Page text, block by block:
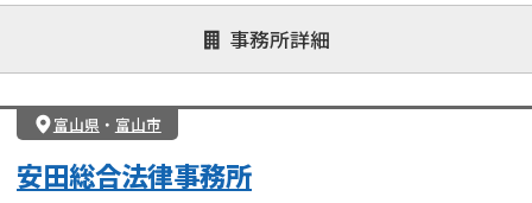
事務所詳細
富山県 ・ 富山市
安田総合法律事務所